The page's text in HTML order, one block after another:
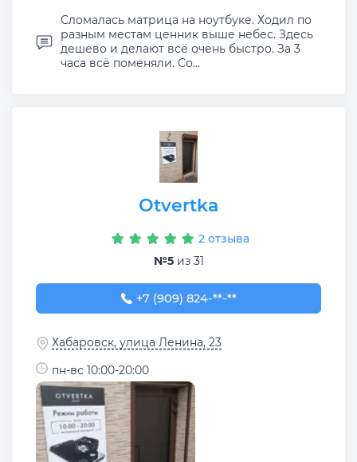
Сломалась матрица на ноутбуке. Ходил по
разным местам ценник выше небес. Здесь
дешево и делают всё очень быстро. За 3
часа всё поменяли. Со...
Otvertka
2 отзыва
№5из 31
+7 (909) 824-68-45
+7 (909) 824-**-**
Хабаровск, улица Ленина, 23
пн-вс 10:00-20:00